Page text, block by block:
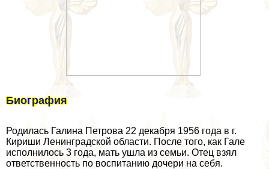
Биография
Родилась Галина Петрова 22 декабря 1956 года в г.
Кириши Ленинградской области. После того, как Гале
исполнилось 3 года, мать ушла из семьи. Отец взял
ответственность по воспитанию дочери на себя.